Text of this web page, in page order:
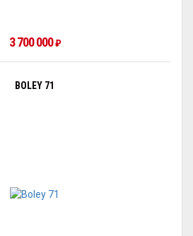
3 700 000₽
BOLEY 71